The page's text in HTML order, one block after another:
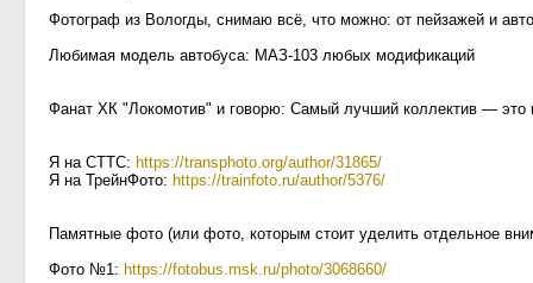
Фотограф из Вологды, снимаю всё, что можно: от пейзажей и
Любимая модель автобуса: МАЗ-103 любых модификаций
Фанат ХК "Локомотив" и говорю: Самый лучший коллектив — это
Я на СТТС: https://transphoto.org/author/31865/
Я на ТрейнФото: https://trainfoto.ru/author/5376/
Памятные фото (или фото, которым стоит уделить отдельное
Фото №1: https://fotobus.msk.ru/photo/3068660/